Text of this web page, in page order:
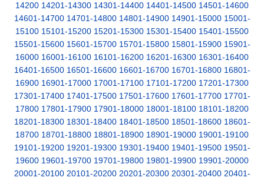
14200 14201-14300 14301-14400 14401-14500 14501-14600
14601-14700 14701-14800 14801-14900 14901-15000 15001-
15100 15101-15200 15201-15300 15301-15400 15401-15500
15501-15600 15601-15700 15701-15800 15801-15900 15901-
16000 16001-16100 16101-16200 16201-16300 16301-16400
16401-16500 16501-16600 16601-16700 16701-16800 16801-
16900 16901-17000 17001-17100 17101-17200 17201-17300
17301-17400 17401-17500 17501-17600 17601-17700 17701-
17800 17801-17900 17901-18000 18001-18100 18101-18200
18201-18300 18301-18400 18401-18500 18501-18600 18601-
18700 18701-18800 18801-18900 18901-19000 19001-19100
19101-19200 19201-19300 19301-19400 19401-19500 19501-
19600 19601-19700 19701-19800 19801-19900 19901-20000
20001-20100 20101-20200 20201-20300 20301-20400 20401-